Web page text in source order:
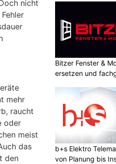
nicht
mehr
raucht
oder
meist
das
den
Bitzer Fenster &
ersetzen und
b+s Elektro
von Planung bis